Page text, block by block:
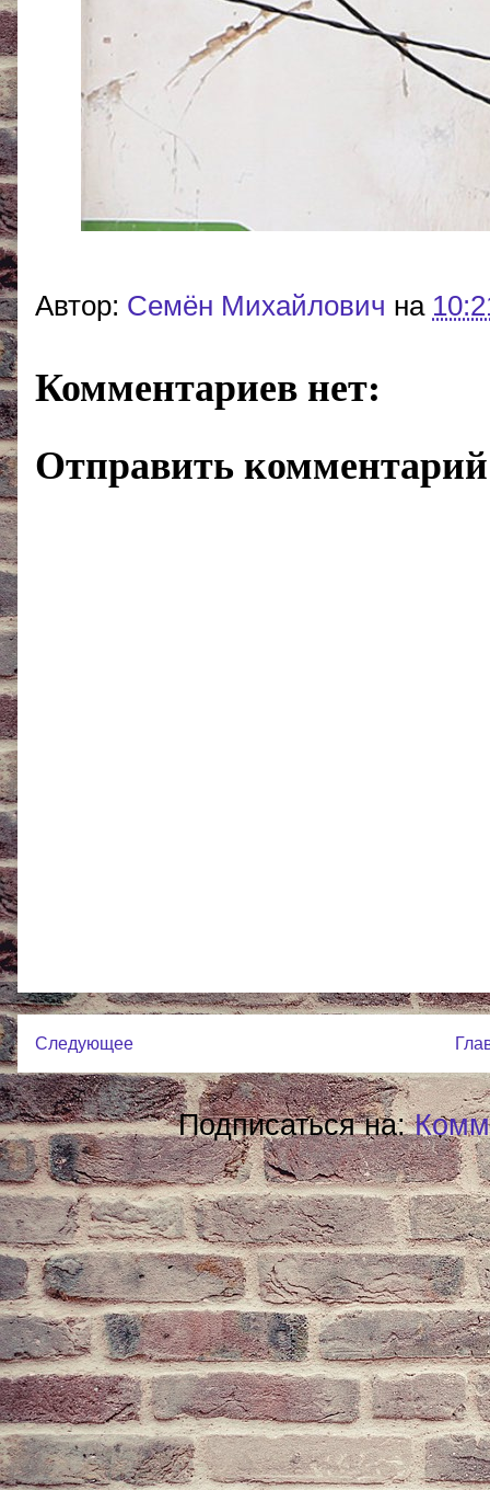
Автор: Cемён Михайлович на
Комментариев нет:
Отправить комментарий
Следующее
Подписаться на: